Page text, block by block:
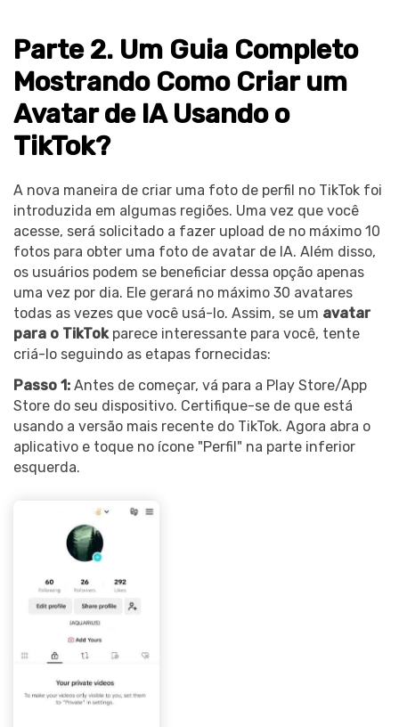
Parte 2. Um Guia Completo
Mostrando Como Criar um
Avatar de IA Usando o
TikTok?
A nova maneira de criar uma foto de perfil no TikTok foi
introduzida em algumas regiões. Uma vez que você
acesse, será solicitado a fazer upload de no máximo 10
fotos para obter uma foto de avatar de IA. Além disso,
os usuários podem se beneficiar dessa opção apenas
uma vez por dia. Ele gerará no máximo 30 avatares
todas as vezes que você usá-lo. Assim, se um avatar
para o TikTok parece interessante para você, tente
criá-lo seguindo as etapas fornecidas:
Passo 1: Antes de começar, vá para a Play Store/App
Store do seu dispositivo. Certifique-se de que está
usando a versão mais recente do TikTok. Agora abra o
aplicativo e toque no ícone "Perfil" na parte inferior
esquerda.